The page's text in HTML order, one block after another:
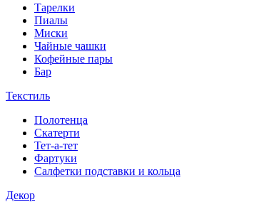
Тарелки
Пиалы
Миски
Чайные чашки
Кофейные пары
Бар
Текстиль
Полотенца
Скатерти
Тет-а-тет
Фартуки
Салфетки подставки и кольца
Декор